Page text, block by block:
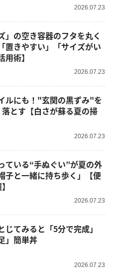
2026.07.23
」の空き容器のフタを丸く
置きやすい」「サイズがい
術】
2026.07.23
ルにも！"玄関の黒ずみ"を
とす【白さが蘇る夏の掃
2026.07.23
ている“手ぬぐい”が夏の外
子と一緒に持ち歩く」【便
2026.07.23
じてみると「5分で完成」
」簡単丼
2026.07.23